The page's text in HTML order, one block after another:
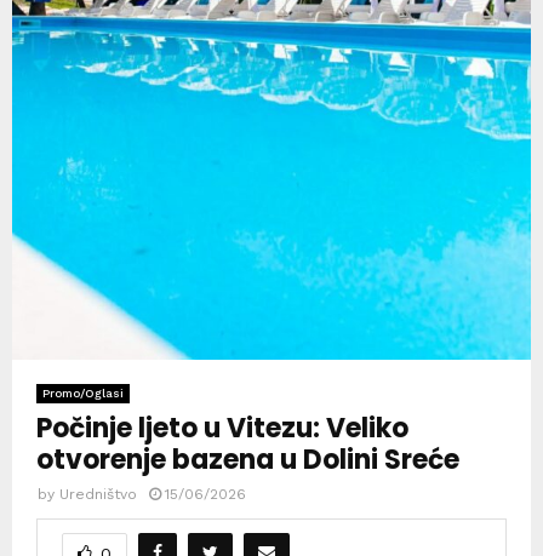
Promo/Oglasi
Počinje ljeto u Vitezu: Veliko
otvorenje bazena u Dolini Sreće
by Uredništvo 15/06/2026